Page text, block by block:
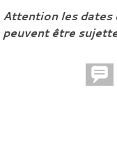
Attention les dates
peuvent être